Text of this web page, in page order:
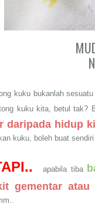
kuku bukanlah
kuku kita, betul tak?
daripada hidup
kuku, boleh buat
apabila tiba
gementar atau